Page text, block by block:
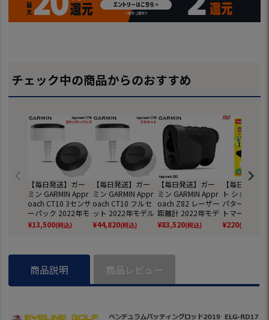
チェック中の商品からのおすすめ
【毎日発送】ガー
ミン GARMIN Appr
oach CT10 3センサ
ーパック 2022年モ
デル 日本正規品
¥13,500(税込)
【毎日発送】ガー
ミン GARMIN Appr
oach CT10 フルセ
ット 2022年モデル
日本正規品
¥44,820(税込)
【毎日発送】ガー
ミン GARMIN Appr
oach Z82 レーザー
距離計 2022年モデ
ル 日本正規品
¥83,520(税込)
【毎日発送】
ト ショット
パター用 イ
トマーカー
物 日本正規品
¥220(税込)
商品説明 商品レビュー